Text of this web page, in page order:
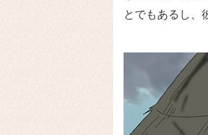
とでもあるし、